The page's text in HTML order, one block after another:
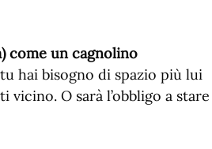
come un cagnolino
hai bisogno di spazio più lui
O sarà l’obbligo a stare